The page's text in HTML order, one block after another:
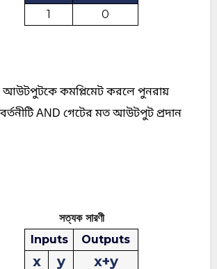
1
0
আউটপুটকে কমপ্লিমেট করলে পুনরায়
AND গেটের মত আউটপুট প্রদান
সত্যক সারণী
Inputs
Outputs
x y x+y